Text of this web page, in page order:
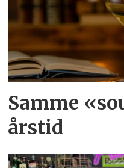
Samme
årstid